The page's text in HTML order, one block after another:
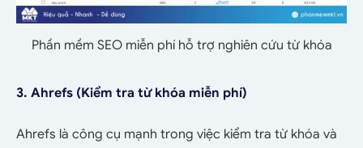
Phần mềm SEO miễn phí hỗ trợ nghiên cứu từ khóa
3. Ahrefs (Kiểm tra từ khóa miễn phí)
Ahrefs là công cụ mạnh trong việc kiểm tra từ khóa và